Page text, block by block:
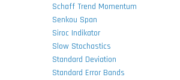
Schaff Trend Momentum
Senkou Span
Siroc Indikator
Slow Stochastics
Standard Deviation
Standard Error Bands